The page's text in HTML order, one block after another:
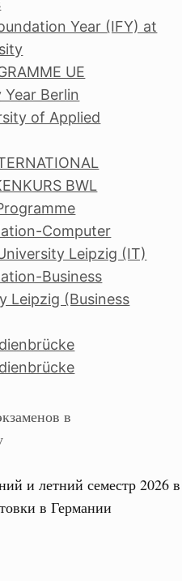
Year (IFY) at
UE
Berlin
of Applied
BWL
Computer
Leipzig (IT)
Business
Leipzig (Business
в
и летний семестр 2026 в
в Германии